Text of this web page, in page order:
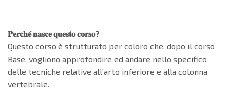
𝐏𝐞𝐫𝐜𝐡𝐞́ 𝐧𝐚𝐬𝐜𝐞 𝐪𝐮𝐞𝐬𝐭𝐨 𝐜𝐨𝐫𝐬𝐨?
Questo corso è strutturato per coloro che, dopo il corso
Base, vogliono approfondire ed andare nello specifico
delle tecniche relative all’arto inferiore e alla colonna
vertebrale.